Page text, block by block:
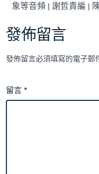
象等音頻 | 謝哲責編 |
發佈留言
發佈留言必須填寫的電子郵
留言*